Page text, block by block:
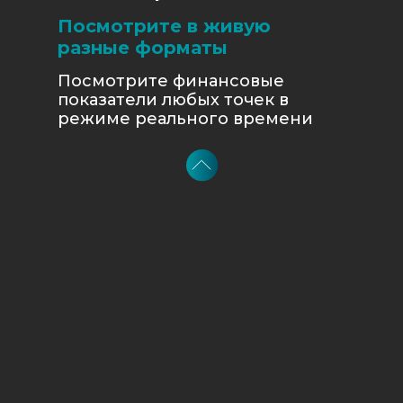
Посмотрите финансовые
показатели любых точек в
режиме реального времени
Посмотрите в живую
разные форматы